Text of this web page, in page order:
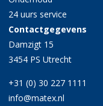
24 uurs service
Contactgegevens
Damzigt 15
3454 PS Utrecht
+31 (0) 30 227 1111
info@matex.nl